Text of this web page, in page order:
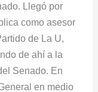
Llegó por
como asesor
de La U,
de ahí a la
Senado. En
en medio